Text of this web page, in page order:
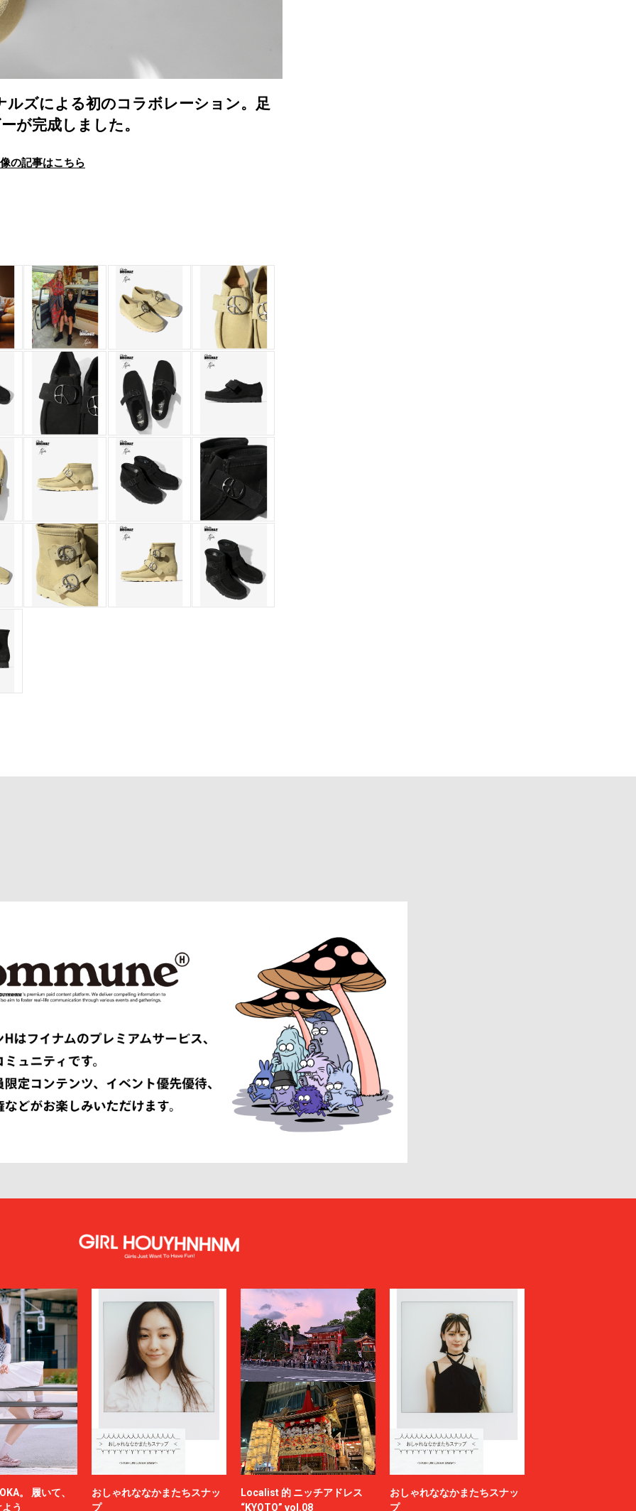
ズによる初のコラボレーション。足
が完成しました。
の記事はこちら
。 履いて、
う
おしゃれななかまたちスナッ
プ
Localist 的 ニッチアドレス
“KYOTO” vol.08
おしゃれななかまたちスナッ
プ